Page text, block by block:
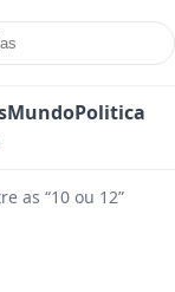
MundoPolitica
as “10 ou 12”